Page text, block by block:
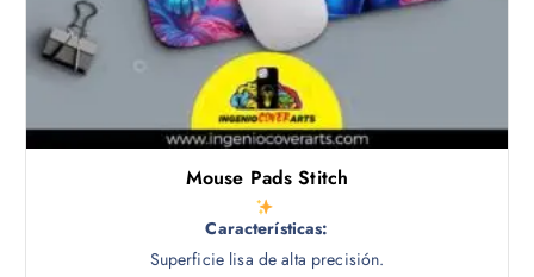
Mouse Pads Stitch
Características:
Superficie lisa de alta precisión.